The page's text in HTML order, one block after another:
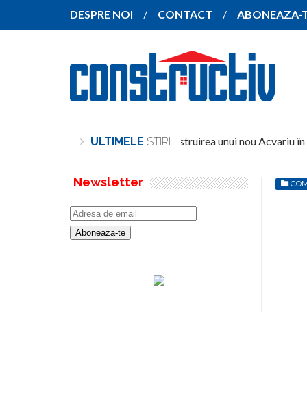
DESPRE NOI CONTACT ABONEAZA-
ULTIMELE STIRI
peste 115 milioane de lei pentru construirea unui nou Acvariu în
Newsletter